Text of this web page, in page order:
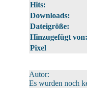
Hits:
Downloads:
Dateigröße:
Hinzugefügt von:
Pixel
Autor:
Es wurden noch